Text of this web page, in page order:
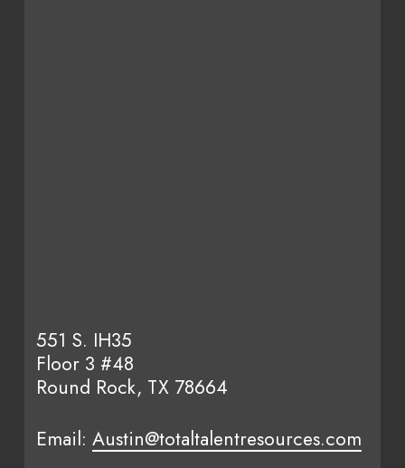
551 S. IH35
Floor 3 #48
Round Rock, TX 78664
Email:Austin@totaltalentresources.com